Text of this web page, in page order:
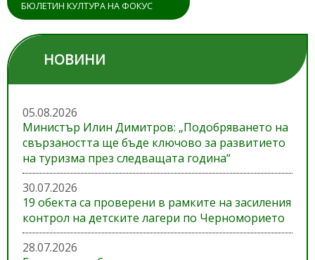
БЮЛЕТИН КУЛТУРА НА ФОКУС
НОВИНИ
05.08.2026
Министър Илин Димитров: „Подобряването на
свързаността ще бъде ключово за развитието
на туризма през следващата година“
30.07.2026
19 обекта са проверени в рамките на засиления
контрол на детските лагери по Черноморието
28.07.2026